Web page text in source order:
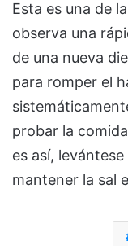
Esta es una de
observa una
de una nueva
para romper el
probar la
es así,
mantener la sal